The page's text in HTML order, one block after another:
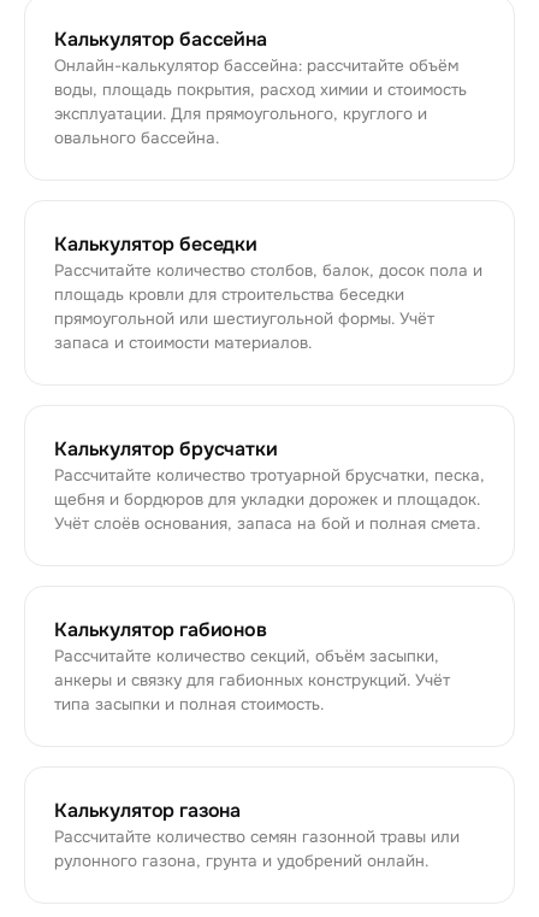
Калькулятор бассейна
Онлайн-калькулятор бассейна: рассчитайте объём
воды, площадь покрытия, расход химии и стоимость
эксплуатации. Для прямоугольного, круглого и
овального бассейна.
Калькулятор беседки
Рассчитайте количество столбов, балок, досок пола и
площадь кровли для строительства беседки
прямоугольной или шестиугольной формы. Учёт
запаса и стоимости материалов.
Калькулятор брусчатки
Рассчитайте количество тротуарной брусчатки, песка,
щебня и бордюров для укладки дорожек и площадок.
Учёт слоёв основания, запаса на бой и полная смета.
Калькулятор габионов
Рассчитайте количество секций, объём засыпки,
анкеры и связку для габионных конструкций. Учёт
типа засыпки и полная стоимость.
Калькулятор газона
Рассчитайте количество семян газонной травы или
рулонного газона, грунта и удобрений онлайн.